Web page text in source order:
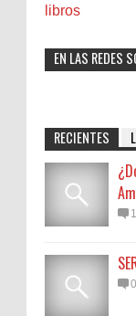
libros
EN LAS REDES
RECIENTES
1
0